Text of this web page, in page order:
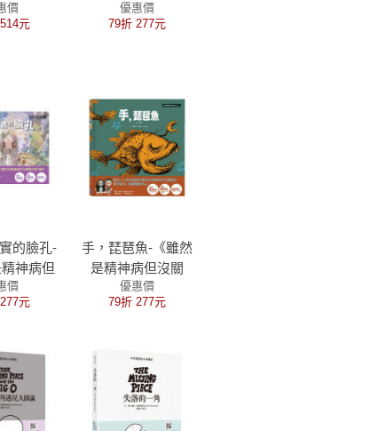
價
元
優惠價
79折 277元
的臉孔-
精神病但
中繪本
5
價
元
手，琵琶魚-《雖然
是精神病但沒關
係》劇中繪本4
優惠價
79折 277元